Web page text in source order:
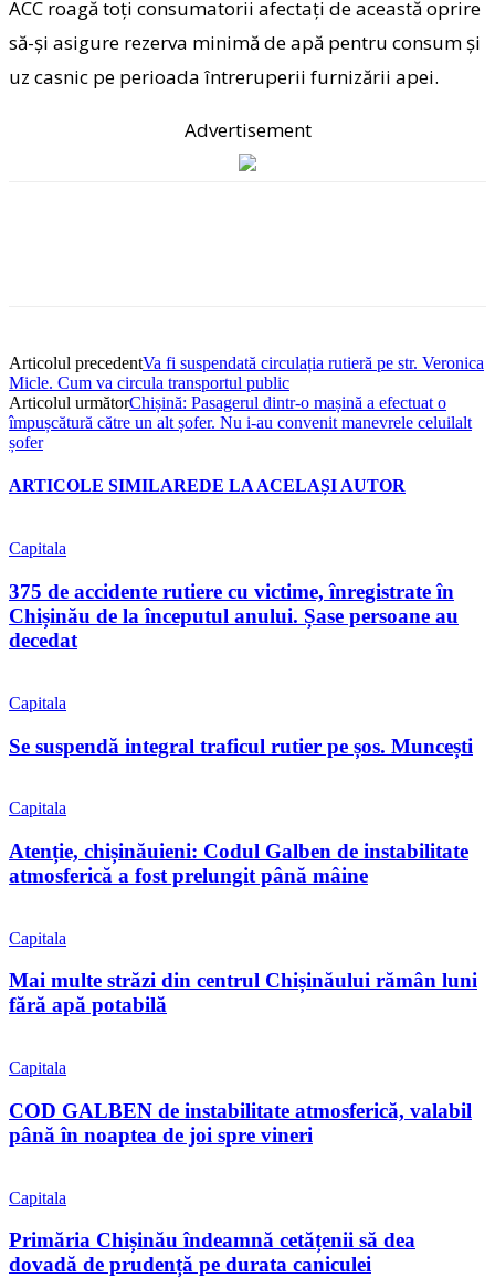
ACC roagă toţi consumatorii afectaţi de această oprire
să-şi asigure rezerva minimă de apă pentru consum şi
uz casnic pe perioada întreruperii furnizării apei.
Advertisement
Articolul precedentVa fi suspendată circulația rutieră pe str. Veronica
Micle. Cum va circula transportul public
Articolul următorChișină: Pasagerul dintr-o mașină a efectuat o
împușcătură către un alt șofer. Nu i-au convenit manevrele celuilalt
șofer
ARTICOLE SIMILAREDE LA ACELAȘI AUTOR
Capitala
375 de accidente rutiere cu victime, înregistrate în
Chișinău de la începutul anului. Șase persoane au
decedat
Capitala
Se suspendă integral traficul rutier pe șos. Muncești
Capitala
Atenție, chișinăuieni: Codul Galben de instabilitate
atmosferică a fost prelungit până mâine
Capitala
Mai multe străzi din centrul Chișinăului rămân luni
fără apă potabilă
Capitala
COD GALBEN de instabilitate atmosferică, valabil
până în noaptea de joi spre vineri
Capitala
Primăria Chișinău îndeamnă cetățenii să dea
dovadă de prudență pe durata caniculei